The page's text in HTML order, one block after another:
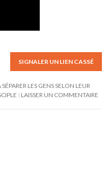
SIGNALER UN LIEN CASSÉ
LES GENS SELON LEUR
LAISSER UN COMMENTAIRE